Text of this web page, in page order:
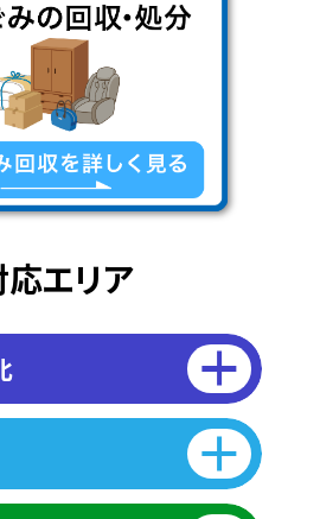
エリア